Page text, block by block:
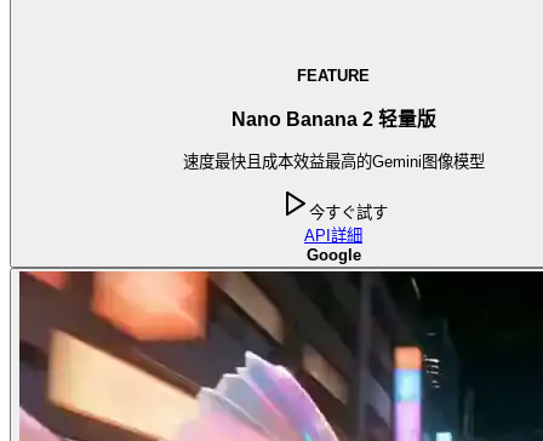
FEATURE
Nano Banana 2 轻量版
速度最快且成本效益最高的Gemini图像模型
今すぐ試す
API 詳細
Google